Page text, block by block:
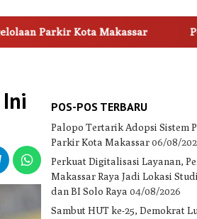
Kota Makassar Perkuat
POS-POS TERBARU
Palopo Tertarik Adopsi Sistem
Parkir Kota Makassar 06/08/
Perkuat Digitalisasi Layanan,
Makassar Raya Jadi Lokasi
dan BI Solo Raya 04/08/2026
Sambut HUT ke-25, Demokrat